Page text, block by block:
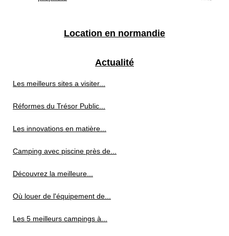
Location en normandie
Actualité
Les meilleurs sites a visiter...
Réformes du Trésor Public...
Les innovations en matière...
Camping avec piscine près de...
Découvrez la meilleure...
Où louer de l'équipement de...
Les 5 meilleurs campings à...